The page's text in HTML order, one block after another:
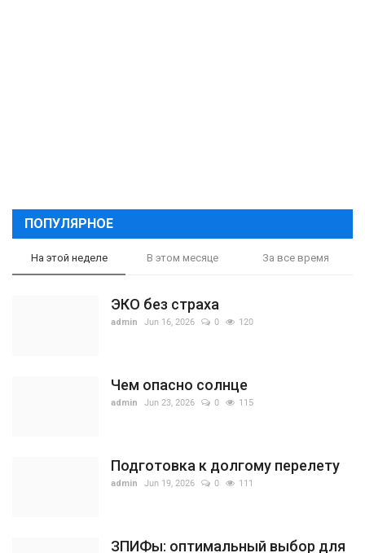
ПОПУЛЯРНОЕ
На этой неделе В этом месяце За все время
ЭКО без страха
admin Jun 16, 2026 0 120
Чем опасно солнце
admin Jun 23, 2026 0 115
Подготовка к долгому перелету
admin Jun 19, 2026 0 111
ЗПИФы: оптимальный выбор для